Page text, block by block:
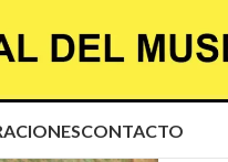
CONTACTO